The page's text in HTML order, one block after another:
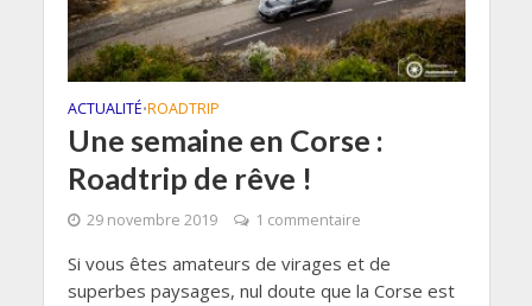
ACTUALITÉ•ROADTRIP
Une semaine en Corse :
Roadtrip de rêve !
29 novembre 2019 1 commentaire
Si vous êtes amateurs de virages et de
superbes paysages, nul doute que la Corse est